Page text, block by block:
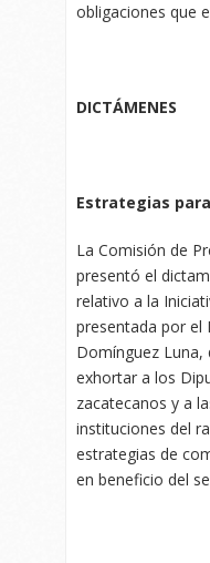
obligaciones que
DICTÁMENES
Estrategias
La Comisión de
presentó el
relativo a la
presentada por el
Domínguez
exhortar a los
zacatecanos y a
instituciones del
estrategias de
en beneficio del